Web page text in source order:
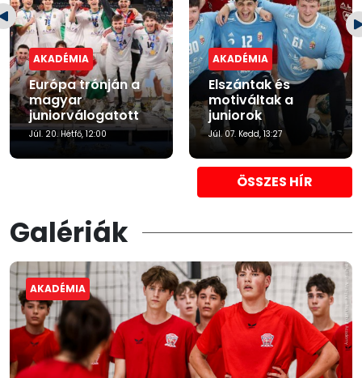
AKADÉMIA
Európa trónján a
magyar
juniorválogatott
Júl. 20. Hétfő, 12:00
AKADÉMIA
Elszántak és
motiváltak a
juniorok
Júl. 07. Kedd, 13:27
ÖSSZES HÍR
Galériák
AKADÉMIA